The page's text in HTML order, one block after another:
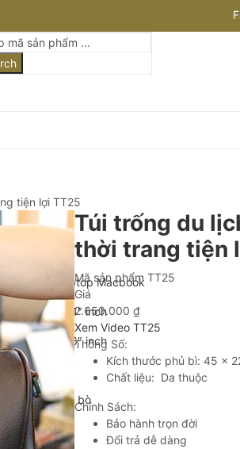
Da Đựng Laptop Macbook
Laptop 13-14″ inch
Laptop 15-16″ inch
da cán bộ
xách nam da bò
tiện lợi TT25
Túi trống du
thời trang tiện
Mã sản phẩm TT25
Giá
2.650.000 ₫
Xem Video TT25
Thông Số:
Kích thước phủ bì: 45 x
Chất liệu: Da thuộc
Chính Sách:
Bảo hành trọn đời
Đổi trả dễ dàng